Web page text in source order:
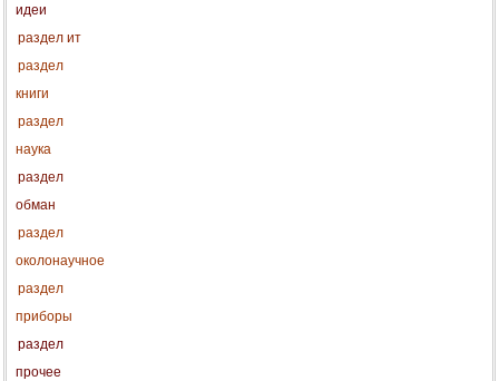
идеи
раздел ит
раздел
книги
раздел
наука
раздел
обман
раздел
околонаучное
раздел
приборы
раздел
прочее